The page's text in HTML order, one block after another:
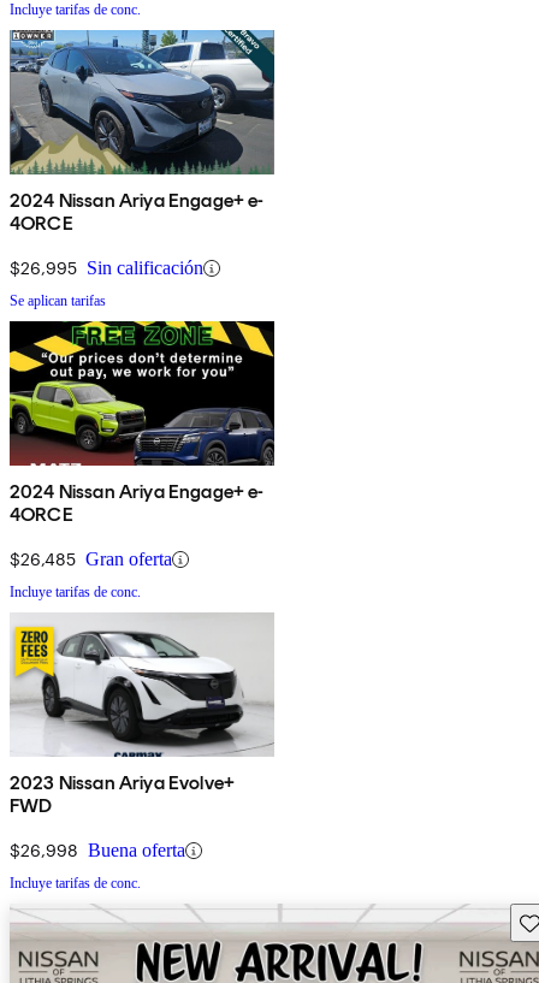
Incluye tarifas de conc.
2024 Nissan Ariya Engage+ e-
4ORCE
$26,995 Sin calificación
Se aplican tarifas
2024 Nissan Ariya Engage+ e-
4ORCE
$26,485 Gran oferta
Incluye tarifas de conc.
2023 Nissan Ariya Evolve+
FWD
$26,998 Buena oferta
Incluye tarifas de conc.